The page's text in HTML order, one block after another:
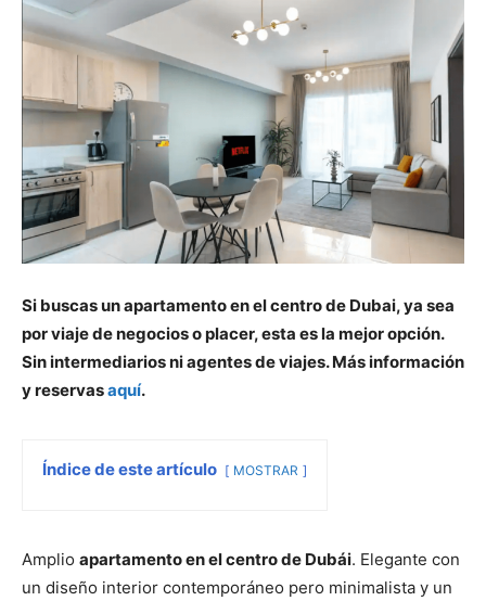
Si buscas un apartamento en el centro de Dubai, ya sea
por viaje de negocios o placer, esta es la mejor opción.
Sin intermediarios ni agentes de viajes. Más información
y reservasaquí.
Índice de este artículo MOSTRAR
Amplio apartamento en el centro de Dubái. Elegante con
un diseño interior contemporáneo pero minimalista y un